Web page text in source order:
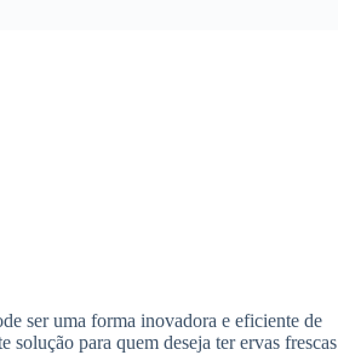
ser uma forma inovadora e eficiente de
para quem deseja ter ervas frescas